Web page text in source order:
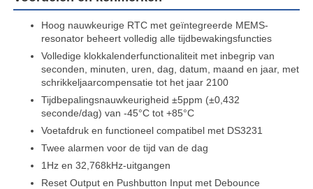
Huis
Hoog nauwkeurige RTC met geïntegreerde MEMS-
resonator beheert volledig alle tijdbewakingsfuncties
Volledige klokkalenderfunctionaliteit met inbegrip van
seconden, minuten, uren, dag, datum, maand en jaar, met
schrikkeljaarcompensatie tot het jaar 2100
Tijdbepalingsnauwkeurigheid ±5ppm (±0,432
seconde/dag) van -45°C tot +85°C
Voetafdruk en functioneel compatibel met DS3231
Twee alarmen voor de tijd van de dag
1Hz en 32,768kHz-uitgangen
Reset Output en Pushbutton Input met Debounce